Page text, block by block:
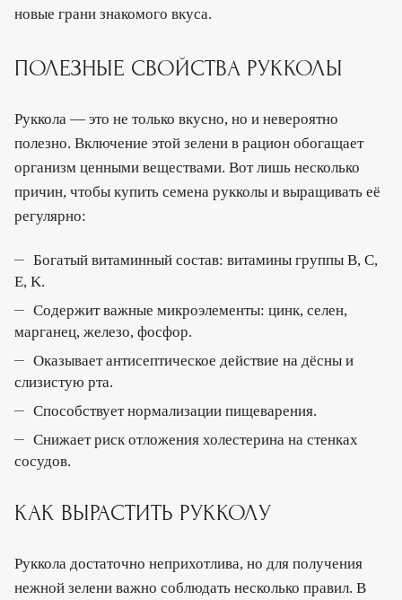
новые грани знакомого вкуса.
ПОЛЕЗНЫЕ СВОЙСТВА РУККОЛЫ
Руккола — это не только вкусно, но и невероятно
полезно. Включение этой зелени в рацион обогащает
организм ценными веществами. Вот лишь несколько
причин, чтобы купить семена рукколы и выращивать её
регулярно:
Богатый витаминный состав: витамины группы B, C,
E, K.
Содержит важные микроэлементы: цинк, селен,
марганец, железо, фосфор.
Оказывает антисептическое действие на дёсны и
слизистую рта.
Способствует нормализации пищеварения.
Снижает риск отложения холестерина на стенках
сосудов.
КАК ВЫРАСТИТЬ РУККОЛУ
Руккола достаточно неприхотлива, но для получения
нежной зелени важно соблюдать несколько правил. В